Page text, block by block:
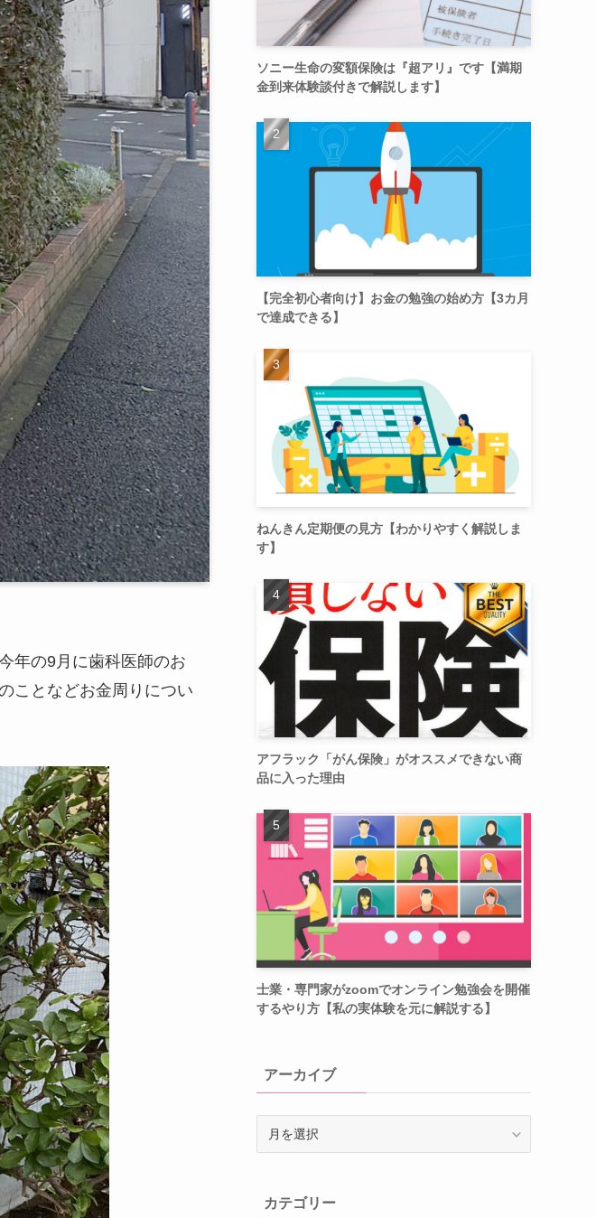
年の9月に歯科医師のお
ことなどお金周りについ
ソニー生命の変額保険は『超アリ』です【満期
金到来体験談付きで解説します】
【完全初心者向け】お金の勉強の始め方【3カ月
で達成できる】
ねんきん定期便の見方【わかりやすく解説しま
す】
アフラック「がん保険」がオススメできない商
品に入った理由
士業・専門家がzoomでオンライン勉強会を開催
するやり方【私の実体験を元に解説する】
アーカイブ
ブカテゴリー